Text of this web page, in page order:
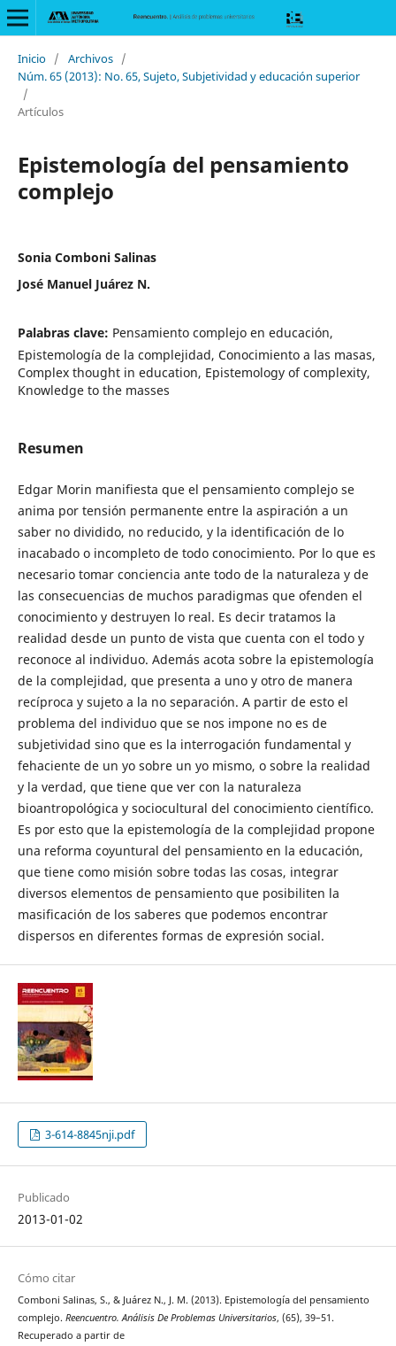
Inicio / Archivos /
Núm. 65 (2013): No. 65, Sujeto, Subjetividad y educación superior
/
Artículos
Epistemología del pensamiento
complejo
Sonia Comboni Salinas
José Manuel Juárez N.
Palabras clave: Pensamiento complejo en educación,
Epistemología de la complejidad, Conocimiento a las masas,
Complex thought in education, Epistemology of complexity,
Knowledge to the masses
Resumen
Edgar Morin manifiesta que el pensamiento complejo se
anima por tensión permanente entre la aspiración a un
saber no dividido, no reducido, y la identificación de lo
inacabado o incompleto de todo conocimiento. Por lo que es
necesario tomar conciencia ante todo de la naturaleza y de
las consecuencias de muchos paradigmas que ofenden el
conocimiento y destruyen lo real. Es decir tratamos la
realidad desde un punto de vista que cuenta con el todo y
reconoce al individuo. Además acota sobre la epistemología
de la complejidad, que presenta a uno y otro de manera
recíproca y sujeto a la no separación. A partir de esto el
problema del individuo que se nos impone no es de
subjetividad sino que es la interrogación fundamental y
fehaciente de un yo sobre un yo mismo, o sobre la realidad
y la verdad, que tiene que ver con la naturaleza
bioantropológica y sociocultural del conocimiento científico.
Es por esto que la epistemología de la complejidad propone
una reforma coyuntural del pensamiento en la educación,
que tiene como misión sobre todas las cosas, integrar
diversos elementos de pensamiento que posibiliten la
masificación de los saberes que podemos encontrar
dispersos en diferentes formas de expresión social.
3-614-8845nji.pdf
Publicado
2013-01-02
Cómo citar
Comboni Salinas, S., & Juárez N., J. M. (2013). Epistemología del pensamiento
complejo. Reencuentro. Análisis De Problemas Universitarios, (65), 39–51.
Recuperado a partir de